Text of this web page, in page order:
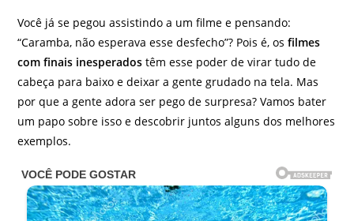
Você já se pegou assistindo a um filme e pensando:
“Caramba, não esperava esse desfecho”? Pois é, osfilmes
com finais inesperados têm esse poder de virar tudo de
cabeça para baixo e deixar a gente grudado na tela. Mas
por que a gente adora ser pego de surpresa? Vamos bater
um papo sobre isso e descobrir juntos alguns dos melhores
exemplos.